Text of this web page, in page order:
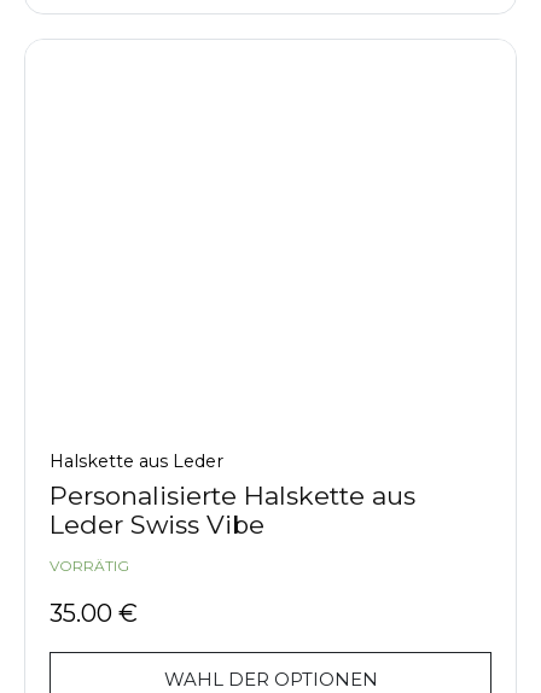
Halskette aus Leder
Personalisierte Halskette aus
Leder Swiss Vibe
VORRÄTIG
35.00 €
WAHL DER OPTIONEN